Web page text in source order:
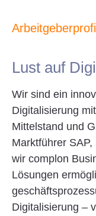
Arbeitgeberprofil
Lust auf
Wir sind ein
Digitalisierung
Mittelstand und
Marktführer
wir complon
Lösungen
Digitalisierung –